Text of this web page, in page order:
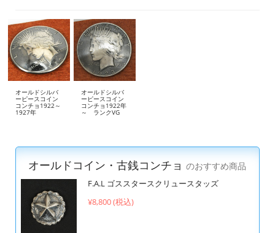
オールドシルバ
ーピースコイン
コンチョ1922～
1927年
オールドシルバ
ーピースコイン
コンチョ1922年
～ ランクVG
オールドコイン・古銭コンチョ のおすすめ商品
F.A.L ゴススタースクリュースタッズ
¥8,800 (税込)